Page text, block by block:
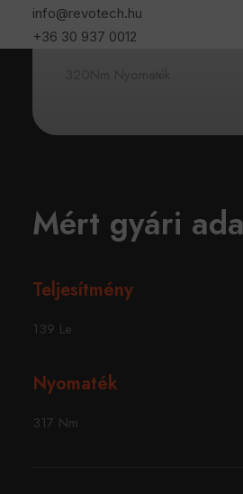
info@revotech.hu
+36 30 937 0012
Katalógus Nm
Mért gyári
Teljesítmény
139 Le
Nyomaték
317 Nm